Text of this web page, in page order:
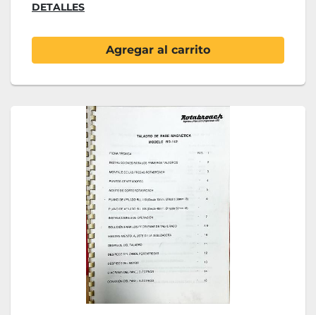
DETALLES
Agregar al carrito